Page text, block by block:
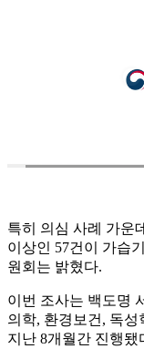
특히 의심 사례 가운
이상인 57건이 가습
원회는 밝혔다.
이번 조사는 백도명
의학, 환경보건, 독
지난 8개월간 진행